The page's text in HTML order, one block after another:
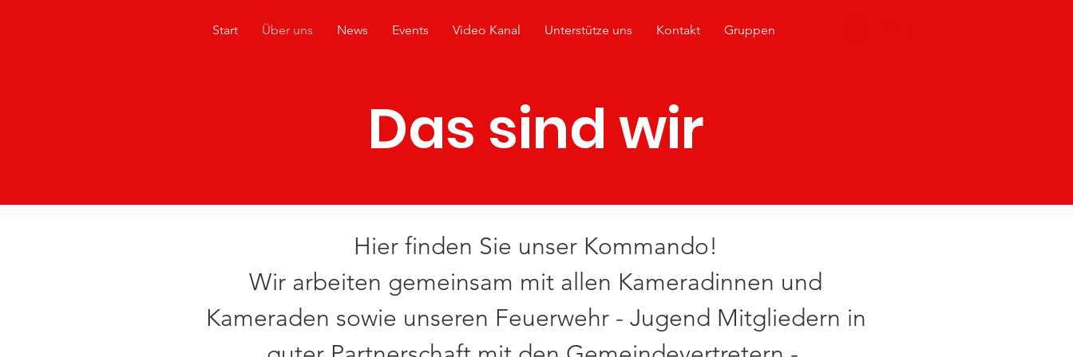
Start Über uns News Events Video Kanal Unterstütze uns Kontakt Gruppen
Das sind wir
Hier finden Sie unser Kommando!
Wir arbeiten gemeinsam mit allen Kameradinnen und
Kameraden sowie unseren Feuerwehr - Jugend Mitgliedern in